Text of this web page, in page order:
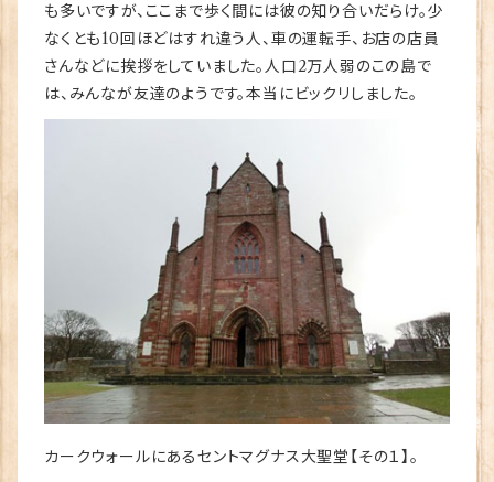
も多いですが、ここまで歩く間には彼の知り合いだらけ。少
なくとも10回ほどはすれ違う人、車の運転手、お店の店員
さんなどに挨拶をしていました。人口2万人弱のこの島で
は、みんなが友達のようです。本当にビックリしました。
カークウォールにあるセントマグナス大聖堂【その１】。